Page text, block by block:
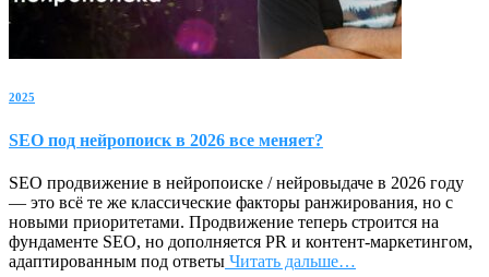
2025
SEO под нейропоиск в 2026 все меняет?
SEO продвижение в нейропоиске / нейровыдаче в 2026 году
— это всё те же классические факторы ранжирования, но с
новыми приоритетами. Продвижение теперь строится на
фундаменте SEO, но дополняется PR и контент-маркетингом,
адаптированным под ответы Читать дальше…